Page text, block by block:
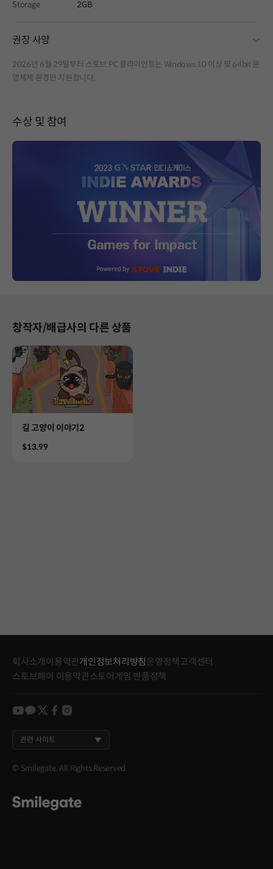
Storage
2GB
권장 사양
2026년 6월 29일부터 스토브 PC 클라이언트는 Windows 10 이상 및 64bit 운
영체제 환경만 지원합니다.
수상 및 참여
페이지 이동
창작자/배급사의 다른 상품
Product
길 고양이 이야기2
Price
$13.99
회사소개이용약관개인정보처리방침 운영정책고객센터
스토브페이 이용약관스토어게임 반품정책
youtube
kakao
twitter
facebook
instagram
관련 사이트
© Smilegate. All Rights Reserved.